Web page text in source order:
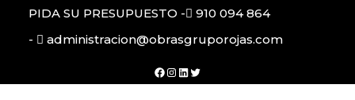
PIDA SU PRESUPUESTO -
910 094 864
-
administracion@obrasgruporojas.com
Facebook
Instagram
LinkedIn
Twitter